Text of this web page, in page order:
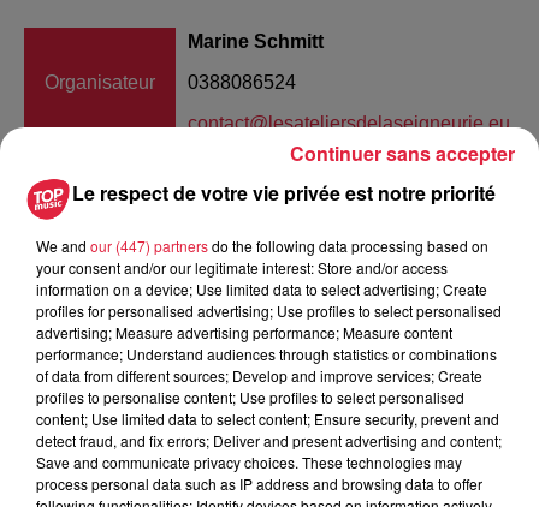
Organisateur
Marine Schmitt
0388086524
contact@lesateliersdelaseigneurie.eu
Pour la première fois les Ateliers de la Seigneurie à Andlau
le musée de la Folie Marco et la médiathèque de Barr
proposent une exposition commune en coproduction avec le
FRAC Alsace. Au même moment ces trois lieux vous livrent
leur interprétation du thème « poésie des matériaux » en lien
avec leurs collections respectives. Ce que nous percevons
des matériaux ce n'est pas seulement la chose qu'il désigne
Le respect de votre vie privée est notre priorité
We and our (447) partnersdo the following data processing based on
your consent and/or our legitimate interest: Store and/or access
information on a device; Use limited data to select advertising; Create
profiles for personalised advertising; Use profiles to select personalised
advertising; Measure advertising performance; Measure content
performance; Understand audiences through statistics or combinations
of data from different sources; Develop and improve services; Create
profiles to personalise content; Use profiles to select personalised
content; Use limited data to select content; Ensure security, prevent and
detect fraud, and fix errors; Deliver and present advertising and content;
Save and communicate privacy choices. These technologies may
process personal data such as IP address and browsing data to offer
Continuer sans accepter